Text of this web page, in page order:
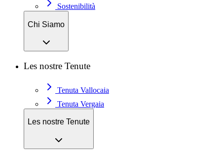
Sostenibilità
Chi Siamo
Les nostre Tenute
Tenuta Vallocaia
Tenuta Vergaia
Les nostre Tenute